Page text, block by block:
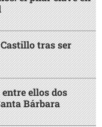
tras ser
ellos dos
Bárbara